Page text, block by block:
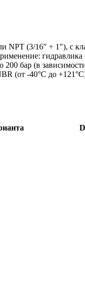
NPT (3/16″ ÷ 1″), с
бар (в
(от -40°C до